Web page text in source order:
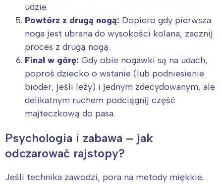
udzie.
Powtórz z drugą nogą: Dopiero gdy pierwsza
noga jest ubrana do wysokości kolana, zacznij
proces z drugą nogą.
Finał w górę: Gdy obie nogawki są na udach,
poproś dziecko o wstanie (lub podniesienie
bioder, jeśli leży) i jednym zdecydowanym, ale
delikatnym ruchem podciągnij część
majteczkową do pasa.
Psychologia i zabawa – jak
odczarować rajstopy?
Jeśli technika zawodzi, pora na metody miękkie.